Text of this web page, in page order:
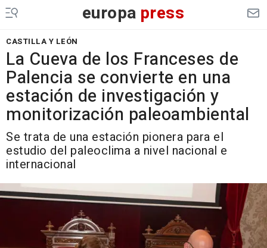
europa press
CASTILLA Y LEÓN
La Cueva de los Franceses de
Palencia se convierte en una
estación de investigación y
monitorización paleoambiental
Se trata de una estación pionera para el
estudio del paleoclima a nivel nacional e
internacional